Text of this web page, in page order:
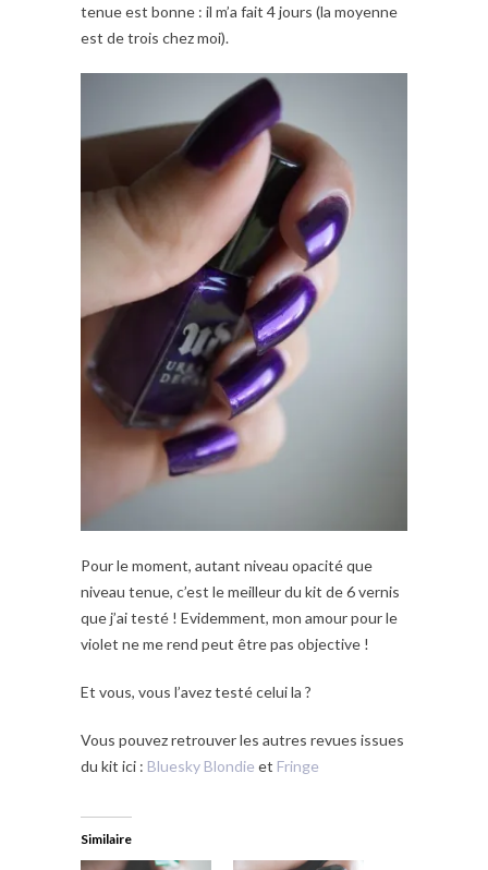
tenue est bonne : il m’a fait 4 jours (la moyenne
est de trois chez moi).
Pour le moment, autant niveau opacité que
niveau tenue, c’est le meilleur du kit de 6 vernis
que j’ai testé ! Evidemment, mon amour pour le
violet ne me rend peut être pas objective !
Et vous, vous l’avez testé celui la ?
Vous pouvez retrouver les autres revues issues
du kit ici : Bluesky Blondie et Fringe
Similaire